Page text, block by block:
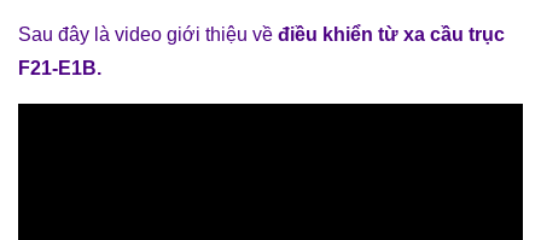
Sau đây là video giới thiệu về điều khiển từ xa cầu trục
F21-E1B.